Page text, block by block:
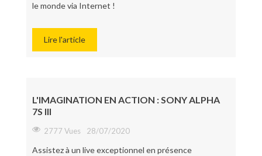
le monde via Internet !
Lire l'article
L'IMAGINATION EN ACTION : SONY ALPHA
7S III
2777 Vues 28/07/2020
Assistez à un live exceptionnel en présence